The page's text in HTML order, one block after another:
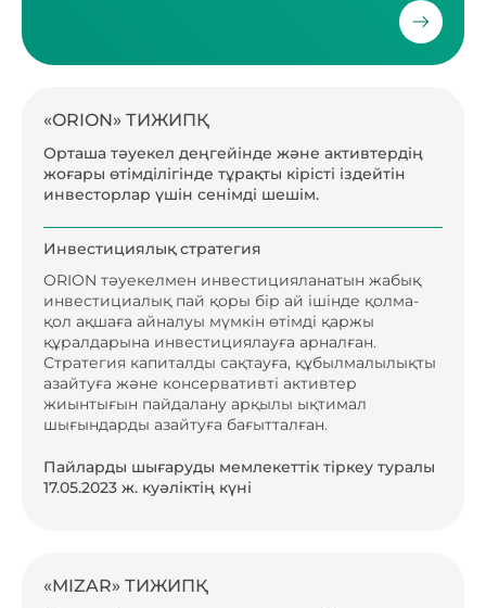
«ORION» ТИЖИПҚ
Орташа тәуекел деңгейінде және активтердің
жоғары өтімділігінде тұрақты кірісті іздейтін
инвесторлар үшін сенімді шешім.
Инвестициялық стратегия
ORION тәуекелмен инвестицияланатын жабық
инвестициалық пай қоры бір ай ішінде қолма-
қол ақшаға айналуы мүмкін өтімді қаржы
құралдарына инвестициялауға арналған.
Стратегия капиталды сақтауға, құбылмалылықты
азайтуға және консервативті активтер
жиынтығын пайдалану арқылы ықтимал
шығындарды азайтуға бағытталған.
Пайларды шығаруды мемлекеттік тіркеу туралы
17.05.2023 ж. куәліктің күні
«MIZAR» ТИЖИПҚ